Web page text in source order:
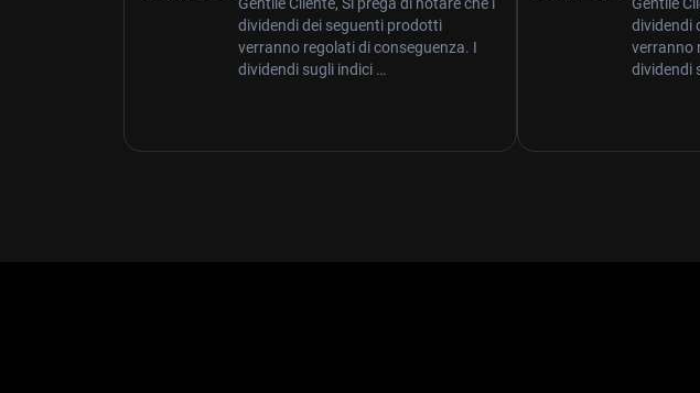
,2026
dividendi dei seguenti prodotti
verranno regolati di conseguenza. I
dividendi sugli indici …
,2026
dividendi
verranno
dividendi